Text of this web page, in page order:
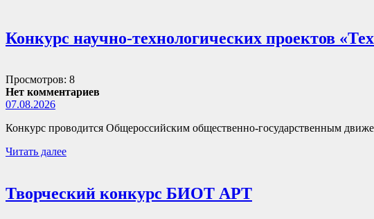
Конкурс научно-технологических проектов
Просмотров: 8
Нет комментариев
07.08.2026
Конкурс проводится Общероссийским общественно-государственным
Читать далее
Творческий конкурс БИОТ АРТ